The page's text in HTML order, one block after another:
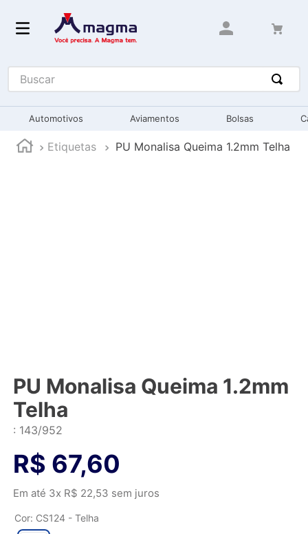
Buscar
Automotivos Aviamentos Bolsas
Etiquetas PU Monalisa Queima 1.2mm Telha
PU Monalisa Queima 1.2mm
Telha
: 143/952
R$ 67,60
Em até 3x R$ 22,53 sem juros
Cor: CS124 - Telha